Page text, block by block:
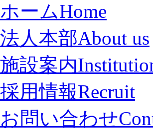
ホームHome
法人本部About us
施設案内
採用情報Recruit
お問い合わせ